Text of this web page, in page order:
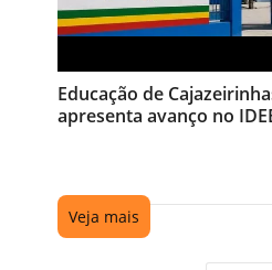
Educação de
apresenta avanço no
Veja mais